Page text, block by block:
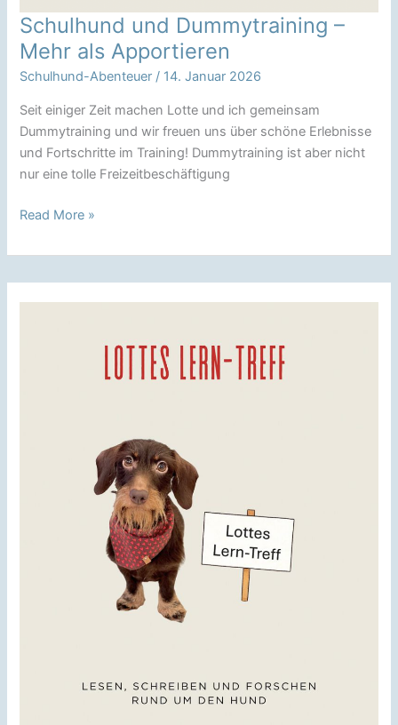
Schulhund und Dummytraining –
Mehr als Apportieren
Schulhund-Abenteuer / 14. Januar 2026
Seit einiger Zeit machen Lotte und ich gemeinsam
Dummytraining und wir freuen uns über schöne Erlebnisse
und Fortschritte im Training! Dummytraining ist aber nicht
nur eine tolle Freizeitbeschäftigung
Schulhund
Dummytraining
Mehr
Read More »